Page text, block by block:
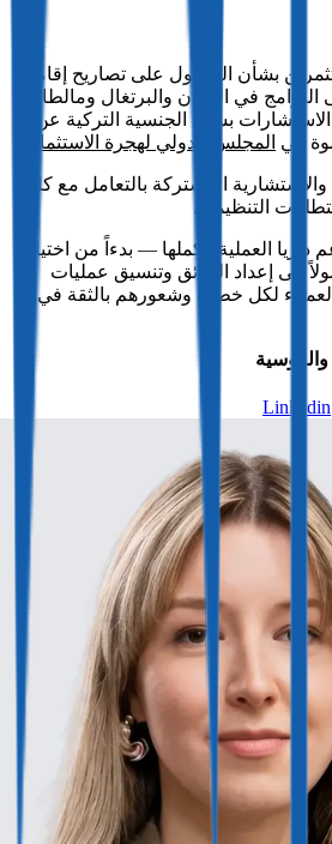
بشأن الحصول على تصاريح إقامة
في اليونان والبرتغال ومالطا.
بشأن الجنسية التركية عن
في المجلس الدولي لهجرة الاستثمار
والاستشارية المشتركة بالتعامل مع كل
التنظيمية.
داريا العملية بأكملها — بدءاً من اختيار
إلى إعداد الوثائق وتنسيق عمليات
لكل خطوة وشعورهم بالثقة في
والروسية
Linkedin